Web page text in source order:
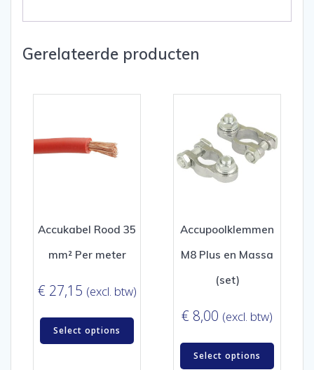
Gerelateerde producten
Accukabel Rood 35
mm² Per meter
€ 27,15 (excl. btw)
Select options
Accupoolklemmen
M8 Plus en Massa
(set)
€ 8,00 (excl. btw)
Select options